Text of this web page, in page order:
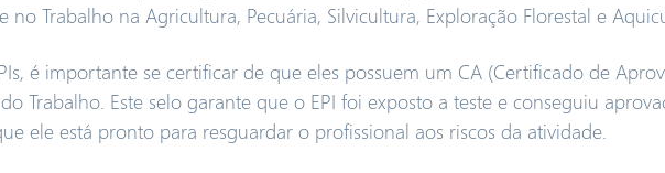
no Trabalho na Agricultura, Pecuária, Silvicultura, Exploração Florestal e
é importante se certificar de que eles possuem um CA (Certificado de
Trabalho. Este selo garante que o EPI foi exposto a teste e conseguiu
ele está pronto para resguardar o profissional aos riscos da atividade.